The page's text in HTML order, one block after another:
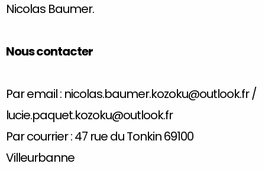
Nicolas Baumer.
Nous contacter
Par email : nicolas.baumer.kozoku@outlook.fr /
lucie.paquet.kozoku@outlook.fr
Par courrier : 47 rue du Tonkin 69100
Villeurbanne